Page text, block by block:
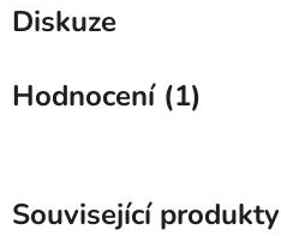
Diskuze
Hodnocení (1)
Související produkty